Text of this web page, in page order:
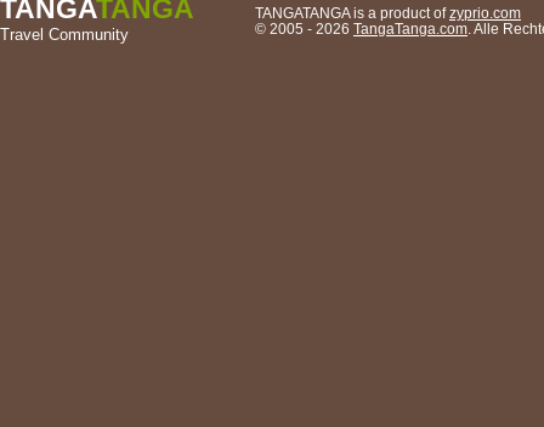
TANGATANGA
Travel Community
TANGATANGA is a product ofzyprio.com
© 2005 - 2026 TangaTanga.com . Alle